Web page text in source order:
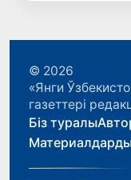
© 2026
«Янги
газеттері
Біз туралы